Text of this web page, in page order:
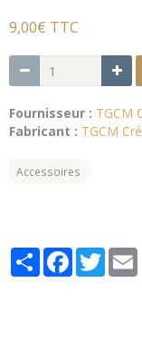
9,00€ TTC
Fournisseur : TGCM
Fabricant : TGCM
Accessoires
PartagerFacebook
Twitter